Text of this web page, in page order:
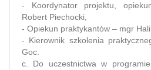
- Koordynator projektu,
Robert Piechocki,
- Opiekun praktykantów – mgr
- Kierownik szkolenia
Goc.
c. Do uczestnictwa w